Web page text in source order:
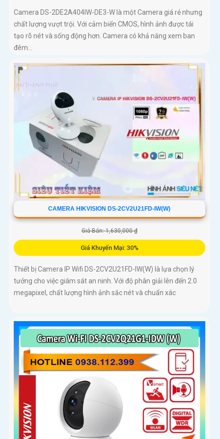
Camera DS-2DE2A404IW-DE3-W là một Camera giá rẻ nhưng
chất lượng vượt trội. Với cảm biến CMOS, hình ảnh được tái
tạo rõ nét và sống động hơn. Camera có khả năng xem ban
đêm...
CAMERA HIKVISION DS-2CV2U21FD-IW(W)
Giá Bán: 1,630,000 ₫
Giá Khuyến Mại: 30%
Thiết bị Camera IP Wifi DS-2CV2U21FD-IW(W) là lựa chọn lý
tưởng cho việc giám sát an ninh. Với độ phân giải lên đến 2.0
megapixel, chất lượng hình ảnh sắc nét và chuẩn xác